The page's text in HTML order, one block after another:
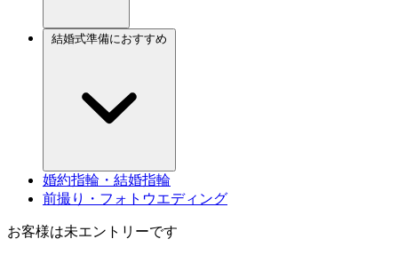
婚約指輪・結婚指輪
前撮り・フォトウエディング
お客様は未エントリーです